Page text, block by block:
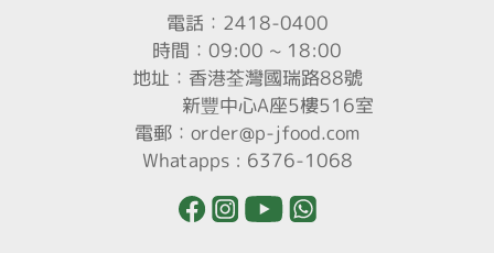
電話：2418-0400
時間：09:00 ~ 18:00
地址：香港荃灣國瑞路88號
新豐中心A座5樓516室
電郵：order@p-jfood.com
Whatapps : 6376-1068